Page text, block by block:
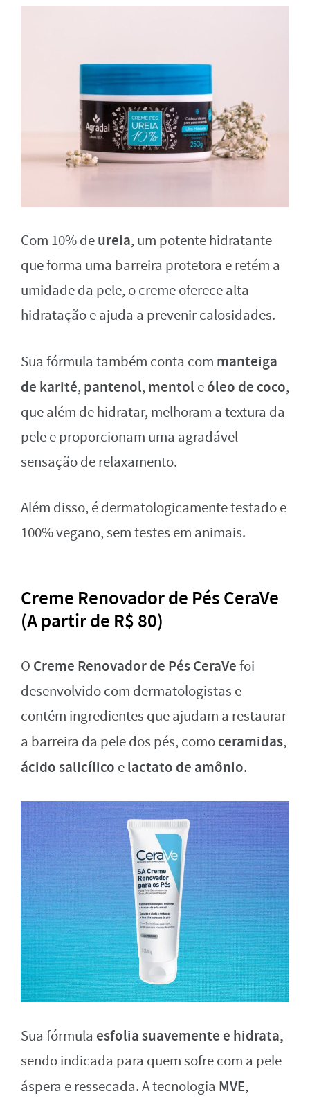
Com 10% deureia, um potente hidratante
que forma uma barreira protetora e retém a
umidade da pele, o creme oferece alta
hidratação e ajuda a prevenir calosidades.
Sua fórmula também conta com manteiga
de karité, pantenol, mentol eóleo de coco,
que além de hidratar, melhoram a textura da
pele e proporcionam uma agradável
sensação de relaxamento.
Além disso, é dermatologicamente testado e
100% vegano, sem testes em animais.
Creme Renovador de Pés CeraVe
(A partir de R$ 80)
O Creme Renovador de Pés CeraVefoi
desenvolvido com dermatologistas e
contém ingredientes que ajudam a restaurar
a barreira da pele dos pés, comoceramidas,
ácido salicílico elactato de amônio.
Sua fórmula esfolia suavemente e hidrata,
sendo indicada para quem sofre com a pele
áspera e ressecada. A tecnologia MVE,